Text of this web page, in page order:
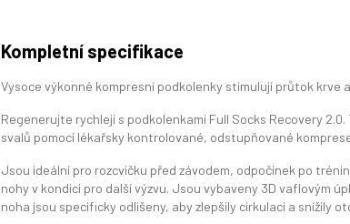
Kompletní specifikace
Vysoce výkonné kompresní podkolenky stimulují průtok
Regenerujte rychleji s podkolenkami Full Socks Recovery
svalů pomocí lékařsky kontrolované, odstupňované
Jsou ideální pro rozcvičku před závodem, odpočinek po
nohy v kondici pro další výzvu. Jsou vybaveny 3D vaflovým
noha jsou specificky odlišeny, aby zlepšily cirkulaci a snížily